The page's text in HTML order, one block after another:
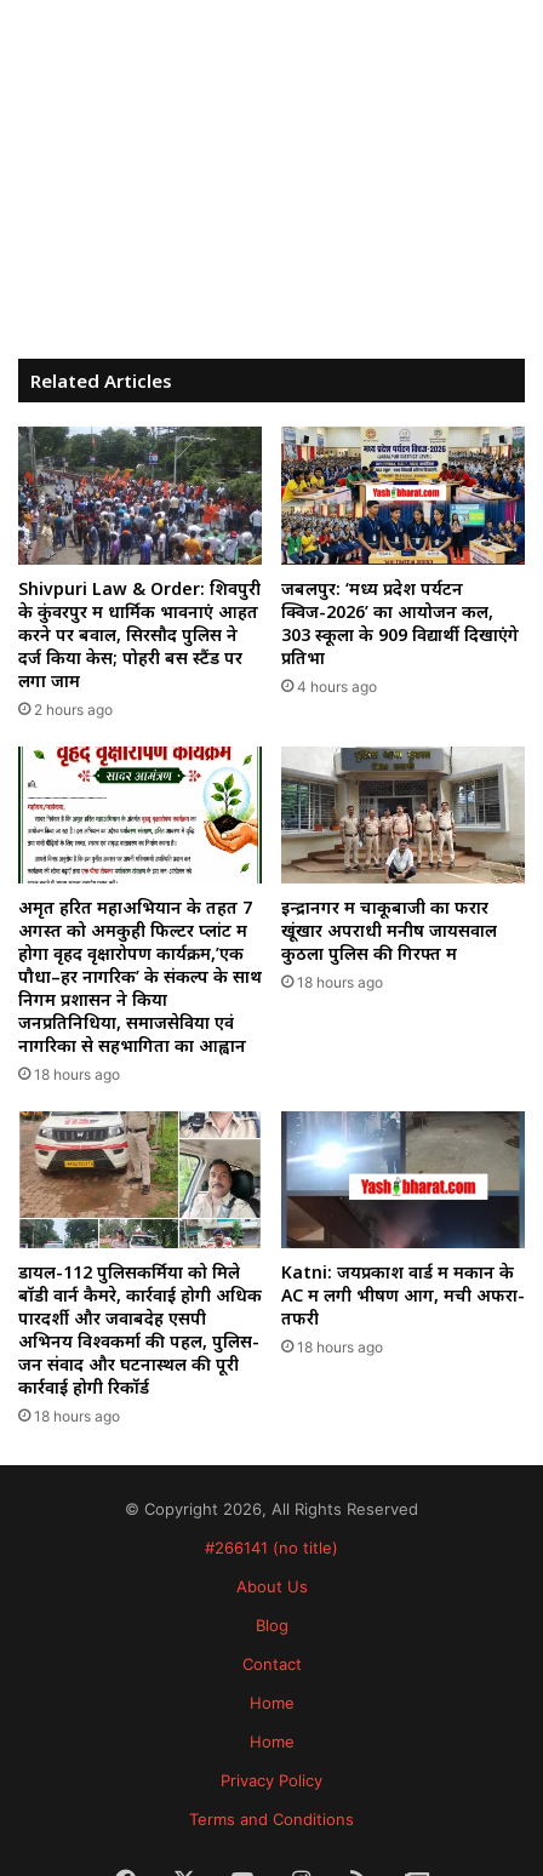
Related Articles
Shivpuri Law & Order: शिवपुरी
के कुंवरपुर में धार्मिक भावनाएं आहत
करने पर बवाल, सिरसौद पुलिस ने
दर्ज किया केस; पोहरी बस स्टैंड पर
लगा जाम
2 hours ago
जबलपुर: ‘मध्य प्रदेश पर्यटन
क्विज-2026’ का आयोजन कल,
303 स्कूलों के 909 विद्यार्थी दिखाएंगे
प्रतिभा
4 hours ago
अमृत हरित महाअभियान के तहत 7
अगस्त को अमकुही फिल्टर प्लांट में
होगा वृहद वृक्षारोपण कार्यक्रम,’एक
पौधा–हर नागरिक’ के संकल्प के साथ
निगम प्रशासन ने किया
जनप्रतिनिधियों, समाजसेवियों एवं
नागरिकों से सहभागिता का आह्वान
18 hours ago
इन्द्रानगर में चाकूबाजी का फरार
खूंखार अपराधी मनीष जायसवाल
कुठला पुलिस की गिरफ्त में
18 hours ago
डायल-112 पुलिसकर्मियों को मिले
बॉडी वार्न कैमरे, कार्रवाई होगी अधिक
पारदर्शी और जवाबदेह एसपी
अभिनय विश्वकर्मा की पहल, पुलिस-
जन संवाद और घटनास्थल की पूरी
कार्रवाई होगी रिकॉर्ड
18 hours ago
Katni: जयप्रकाश वार्ड में मकान के
AC में लगी भीषण आग, मची अफरा-
तफरी
18 hours ago
© Copyright 2026, All Rights Reserved
#266141 (no title)
About Us
Blog
Contact
Home
Home
Privacy Policy
Terms and Conditions